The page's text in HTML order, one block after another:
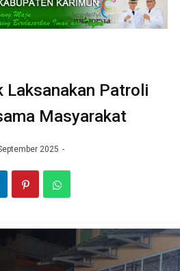
Laksanakan Patroli
Masyarakat
2025